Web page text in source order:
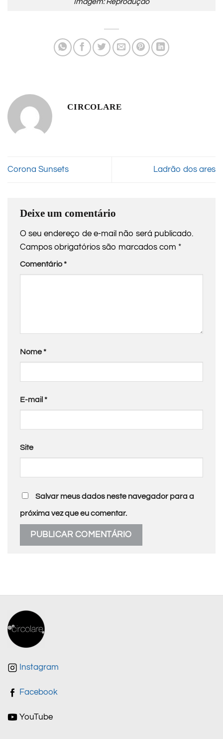
CIRCOLARE
Corona Sunsets Ladrão dos ares
Deixe um comentário
O seu endereço de e-mail não será publicado.
Campos obrigatórios são marcados com *
Comentário*
Nome*
E-mail *
Site
Salvar meus dados neste navegador para a
próxima vez que eu comentar.
Instagram
Facebook
YouTube